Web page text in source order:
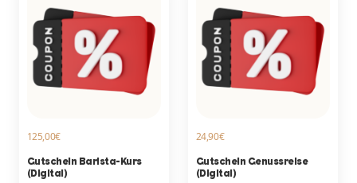
125,00€
Gutschein Barista-Kurs
(Digital)
24,90€
Gutschein Genussreise
(Digital)